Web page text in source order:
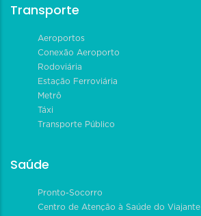
Transporte
Aeroportos
Conexão Aeroporto
Rodoviária
Estação Ferroviária
Metrô
Táxi
Transporte Público
Saúde
Pronto-Socorro
Centro de Atenção à Saúde do Viajante